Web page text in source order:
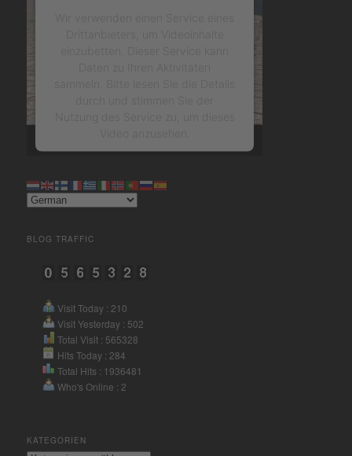
Mehr Informationen
Consent Management Platform
eRecht24
BLOG TRAFFIC
Visit Today : 210
Visit Yesterday : 502
Total Visit : 565328
Hits Today : 284
Total Hits : 1936481
Who's Online : 2
KATEGORIEN